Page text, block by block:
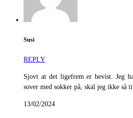
Susi
REPLY
Sjovt at det ligefrem er bevist. Jeg
sover med sokker på, skal jeg ikke så
13/02/2024